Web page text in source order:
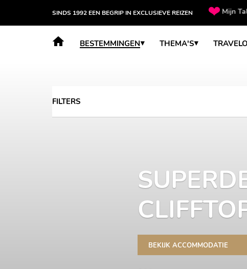
SINDS 1992 EEN BEGRIP IN EXCLUSIEVE REIZEN Mijn
BESTEMMINGEN THEMA'S
BEKIJK ACCOMMODATIE
FILTERS